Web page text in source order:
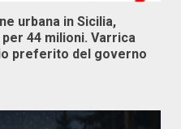
urbana in Sicilia,
44 milioni. Varrica
preferito del governo